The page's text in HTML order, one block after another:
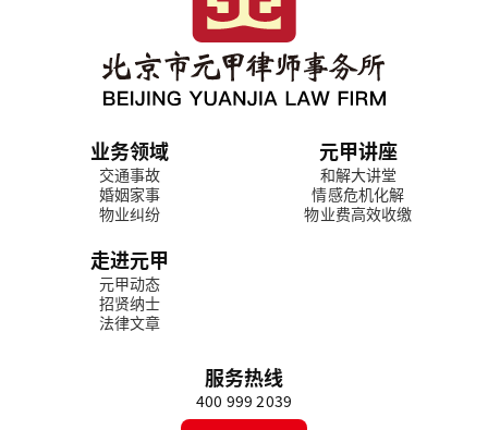
业务领域
交通事故
婚姻家事
物业纠纷
元甲讲座
和解大讲堂
情感危机化解
物业费高效收缴
走进元甲
元甲动态
招贤纳士
法律文章
服务热线
400 999 2039